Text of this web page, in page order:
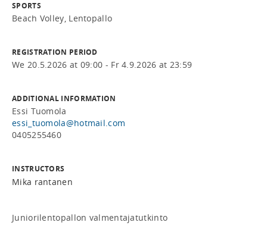
SPORTS
Beach Volley, Lentopallo
REGISTRATION PERIOD
We 20.5.2026 at 09:00 - Fr 4.9.2026 at 23:59
ADDITIONAL INFORMATION
Essi Tuomola
essi_tuomola@hotmail.com
0405255460
INSTRUCTORS
mika rantanen
Juniorilentopallon valmentajatutkinto